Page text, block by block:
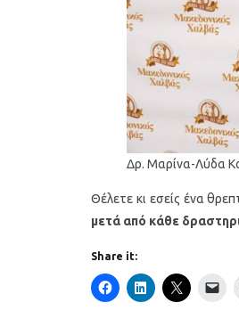
Δρ. Μαρίνα-Λύδα
Θέλετε κι εσείς ένα
μετά από κάθε
Share it: